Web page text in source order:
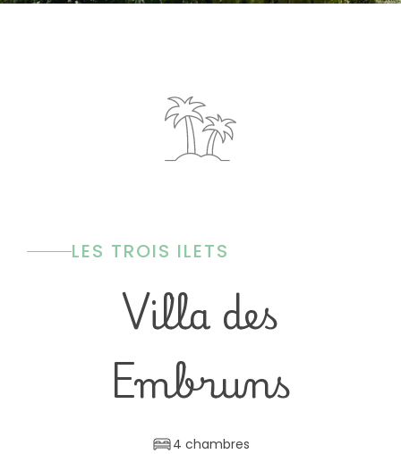
LES TROIS ILETS
Villa des
Embruns
4 chambres